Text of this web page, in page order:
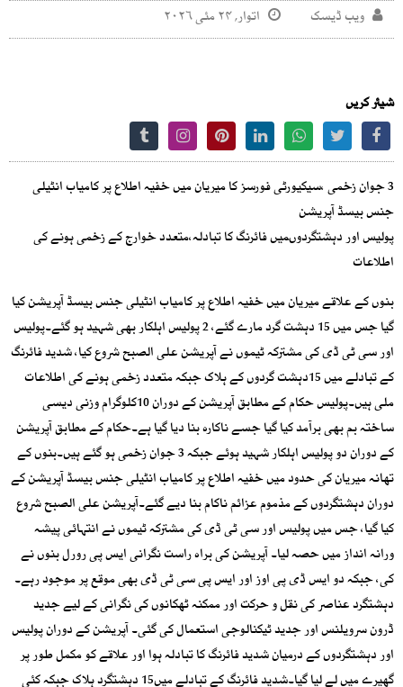
ویب ڈیسک اتوار, ۲۴ مئی ۲۰۲۶
شیئر کریں
3 جوان زخمی ،سیکیورٹی فورسز کا میریان میں خفیہ اطلاع پر کامیاب انٹیلی
جنس بیسڈ آپریشن
پولیس اور دہشتگردوںمیں فائرنگ کا تبادلہ،متعدد خوارج کے زخمی ہونے کی
اطلاعات
بنوں کے علاقے میریان میں خفیہ اطلاع پر کامیاب انٹیلی جنس بیسڈ آپریشن کیا
گیا جس میں 15 دہشت گرد مارے گئے، 2 پولیس اہلکار بھی شہید ہو گئے۔پولیس
اور سی ٹی ڈی کی مشترکہ ٹیموں نے آپریشن علی الصبح شروع کیا، شدید فائرنگ
کے تبادلے میں 15دہشت گردوں کے ہلاک جبکہ متعدد زخمی ہونے کی اطلاعات
ملی ہیں۔پولیس حکام کے مطابق آپریشن کے دوران 10کلوگرام وزنی دیسی
ساختہ بم بھی برآمد کیا گیا جسے ناکارہ بنا دیا گیا ہے۔حکام کے مطابق آپریشن
کے دوران دو پولیس اہلکار شہید ہوئے جبکہ 3 جوان زخمی ہو گئے ہیں۔بنوں کے
تھانہ میریان کی حدود میں خفیہ اطلاع پر کامیاب انٹیلی جنس بیسڈ آپریشن کے
دوران دہشتگردوں کے مذموم عزائم ناکام بنا دیے گئے۔آپریشن علی الصبح شروع
کیا گیا، جس میں پولیس اور سی ٹی ڈی کی مشترکہ ٹیموں نے انتہائی پیشہ
ورانہ انداز میں حصہ لیا۔ آپریشن کی براہ راست نگرانی ایس پی رورل بنوں نے
کی، جبکہ دو ایس ڈی پی اوز اور ایس پی سی ٹی ڈی بھی موقع پر موجود رہے۔
دہشتگرد عناصر کی نقل و حرکت اور ممکنہ ٹھکانوں کی نگرانی کے لیے جدید
ڈرون سرویلنس اور جدید ٹیکنالوجی استعمال کی گئی۔ آپریشن کے دوران پولیس
اور دہشتگردوں کے درمیان شدید فائرنگ کا تبادلہ ہوا اور علاقے کو مکمل طور پر